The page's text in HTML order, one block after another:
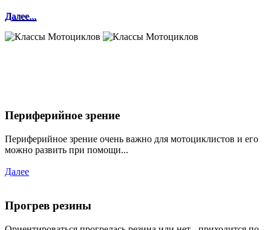
Далее...
Периферийное зрение
Периферийное зрение очень важно для мотоциклистов и его
можно развить при помощи...
Далее
Прогрев резины